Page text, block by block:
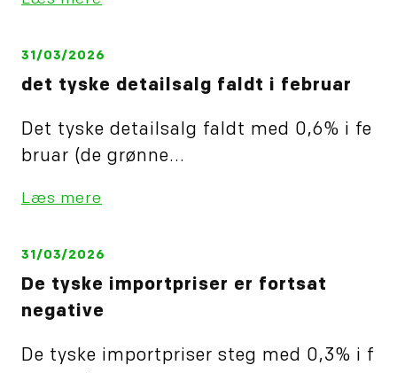
31/03/2026
det tyske detailsalg faldt i februar
Det tyske detailsalg faldt med 0,6% i fe
bruar (de grønne...
Læs mere
31/03/2026
De tyske importpriser er fortsat
negative
De tyske importpriser steg med 0,3% i f